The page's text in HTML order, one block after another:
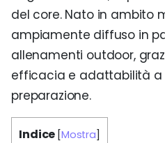
del core. Nato in ambito
ampiamente diffuso in
allenamenti outdoor,
efficacia e adattabilità a
preparazione.
Indice [Mostra]